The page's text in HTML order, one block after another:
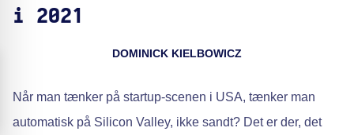
i 2021
DOMINICK KIELBOWICZ
Når man tænker på startup-scenen i USA, tænker man
automatisk på Silicon Valley, ikke sandt? Det er der, det